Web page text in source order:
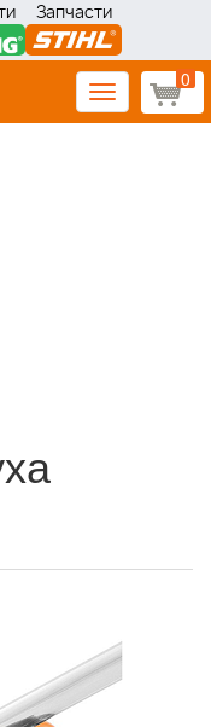
Запчасти
0
Toggle
navigation